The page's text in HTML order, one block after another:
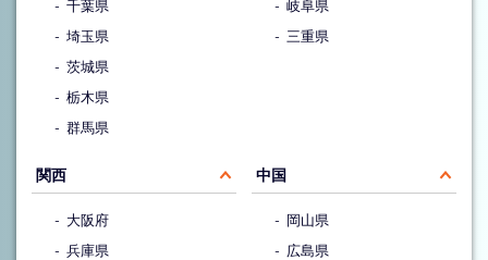
千葉県
埼玉県
茨城県
栃木県
群馬県
岐阜県
三重県
関西
大阪府
兵庫県
中国
岡山県
広島県